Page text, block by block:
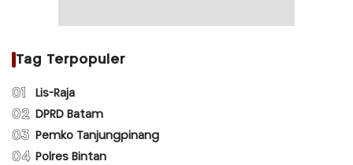
Tag Terpopuler
01 Lis-Raja
02 DPRD Batam
03 Pemko Tanjungpinang
04 Polres Bintan